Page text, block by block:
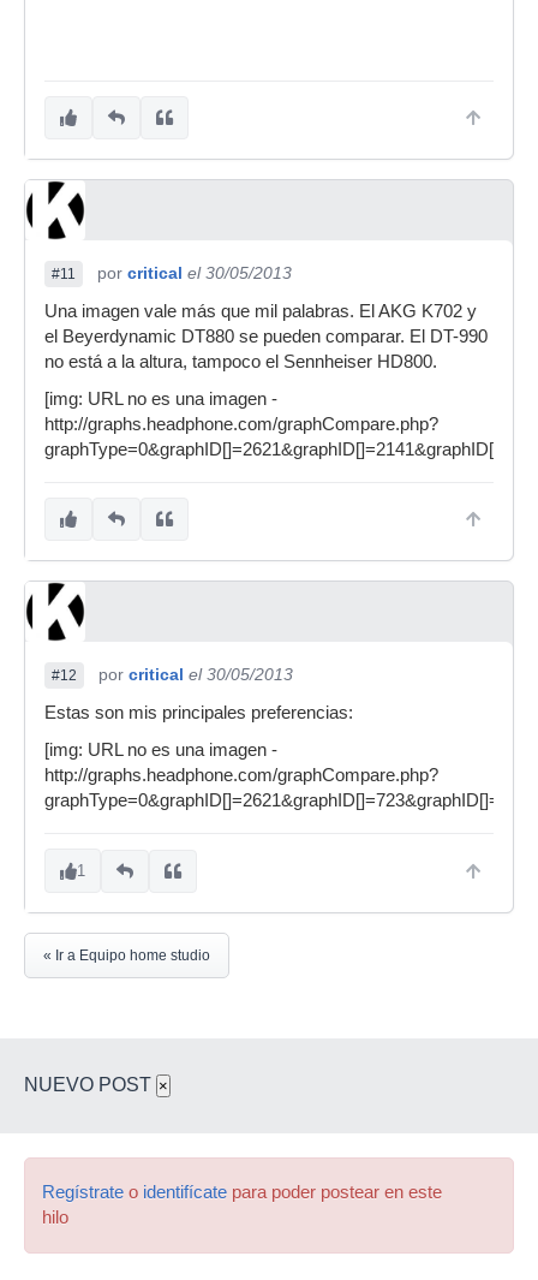
#11 por critical el 30/05/2013
Una imagen vale más que mil palabras. El AKG K702 y
el Beyerdynamic DT880 se pueden comparar. El DT-990
no está a la altura, tampoco el Sennheiser HD800.
[img: URL no es una imagen -
http://graphs.headphone.com/graphCompare.php?
#12 por critical el 30/05/2013
Estas son mis principales preferencias:
[img: URL no es una imagen -
http://graphs.headphone.com/graphCompare.php?
1
« Ir a Equipo home studio
NUEVO POST ×
Regístrate o identifícate para poder postear en este
hilo